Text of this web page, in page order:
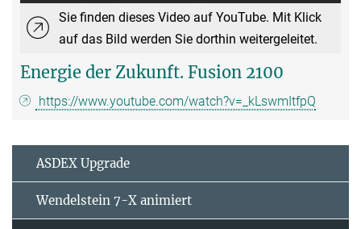
Sie finden dieses Video auf YouTube. Mit Klick
auf das Bild werden Sie dorthin weitergeleitet.
Energie der Zukunft. Fusion 2100
https://www.youtube.com/watch?v=_kLswmItfpQ
ASDEX Upgrade
Wendelstein 7-X animiert